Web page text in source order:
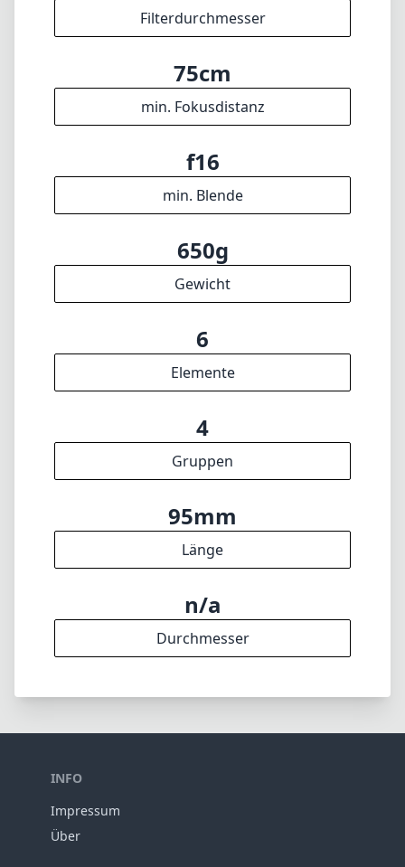
Filterdurchmesser
75cm
min. Fokusdistanz
f16
min. Blende
650g
Gewicht
6
Elemente
4
Gruppen
95mm
Länge
n/a
Durchmesser
INFO
Impressum
Über